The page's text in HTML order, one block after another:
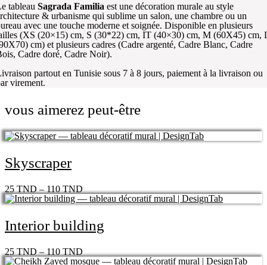
tableau Sagrada Familia est une décoration murale au style
& urbanisme qui sublime un salon, une chambre ou un
avec une touche moderne et soignée. Disponible en plusieurs
(XS (20×15) cm, S (30*22) cm, IT (40×30) cm, M (60X45) cm,
cm) et plusieurs cadres (Cadre argenté, Cadre Blanc, Cadre
Cadre doré, Cadre Noir).
partout en Tunisie sous 7 à 8 jours, paiement à la livraison ou
virement.
vous aimerez peut-être
Skyscraper
25TND–110TND
Interior building
25TND–110TND